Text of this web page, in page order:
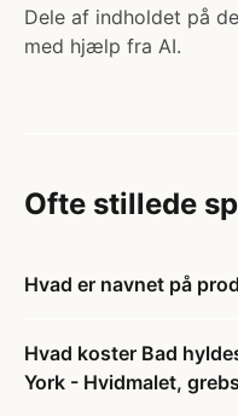
Dele af indholdet på
med hjælp fra AI.
Ofte stillede
Hvad er navnet på
Hvad koster Bad
York - Hvidmalet,